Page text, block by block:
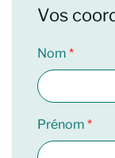
Vos
Nom
Prénom